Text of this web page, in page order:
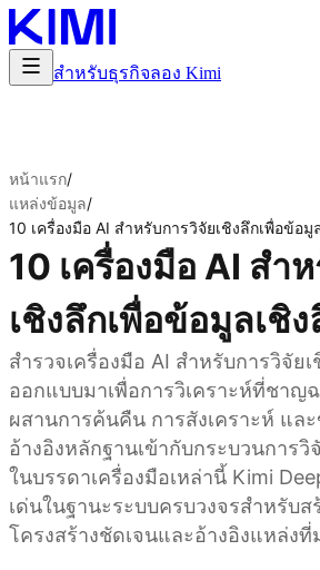
สำหรับธุรกิจลอง Kimi
หน้าแรก/
แหล่งข้อมูล/
10 เครื่องมือ AI สำหรับการวิจัยเชิงลึกเพื่อข้อมู
10 เครื่องมือ AI สำ
เชิงลึกเพื่อข้อมูลเชิ
สำรวจเครื่องมือ AI สำหรับการวิจัย
ออกแบบมาเพื่อการวิเคราะห์ที่ชาญ
ผสานการค้นคืน การสังเคราะห์ แล
อ้างอิงหลักฐานเข้ากับกระบวนการวิ
ในบรรดาเครื่องมือเหล่านี้ Kimi
เด่นในฐานะระบบครบวงจรสำหรับส
โครงสร้างชัดเจนและอ้างอิงแหล่งที่